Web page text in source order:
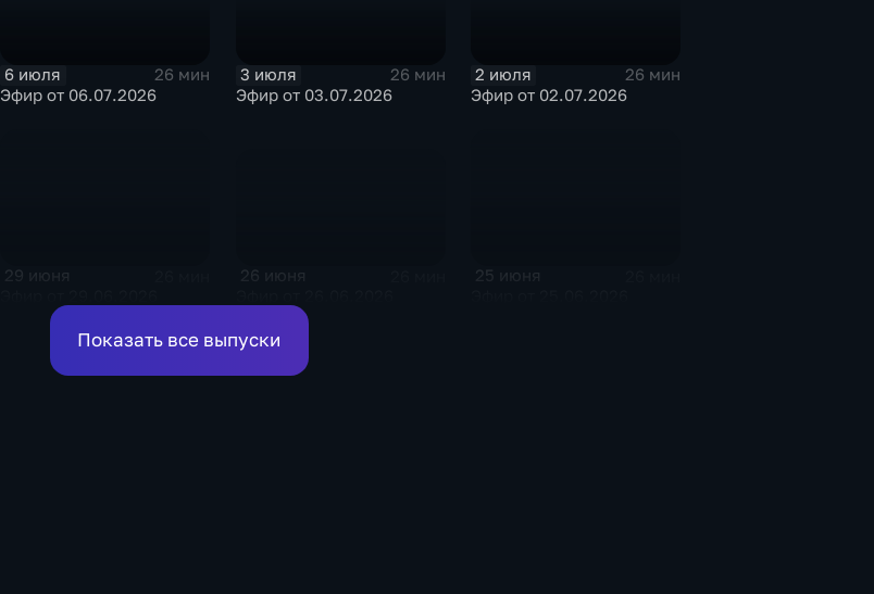
6 июля
26 мин
Эфир от 06.07.2026
3 июля
26 мин
Эфир от 03.07.2026
2 июля
26 мин
Эфир от 02.07.2026
29 июня 26 июня 25 июня
Показать все выпуски